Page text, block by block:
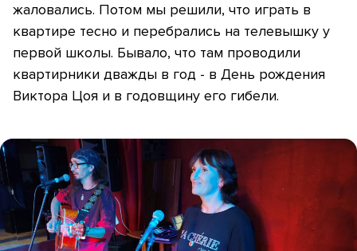
жаловались. Потом мы решили, что играть в
квартире тесно и перебрались на телевышку у
первой школы. Бывало, что там проводили
квартирники дважды в год - в День рождения
Виктора Цоя и в годовщину его гибели.